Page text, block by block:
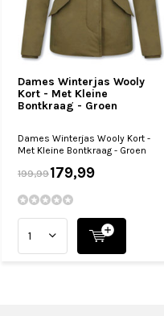
Dames Winterjas Wooly
Kort - Met Kleine
Bontkraag - Groen
Dames Winterjas Wooly Kort -
Met Kleine Bontkraag - Groen
199,99179,99